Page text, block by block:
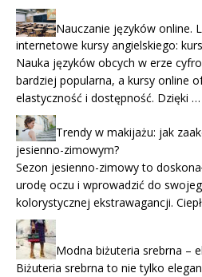
Nauczanie języków online.
internetowe kursy angielskiego:
Nauka języków obcych w erze
bardziej popularna, a kursy online
elastyczność i dostępność. Dzięki …
Trendy w makijażu: jak
jesienno-zimowym?
Sezon jesienno-zimowy to
urodę oczu i wprowadzić do
kolorystycznej ekstrawagancji.
Modna biżuteria srebrna –
Biżuteria srebrna to nie tylko